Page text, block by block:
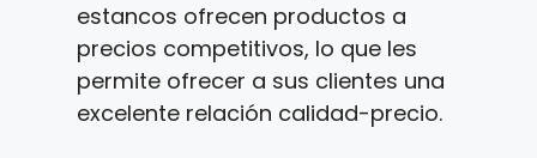
estancos ofrecen productos a
precios competitivos, lo que les
permite ofrecer a sus clientes una
excelente relación calidad-precio.